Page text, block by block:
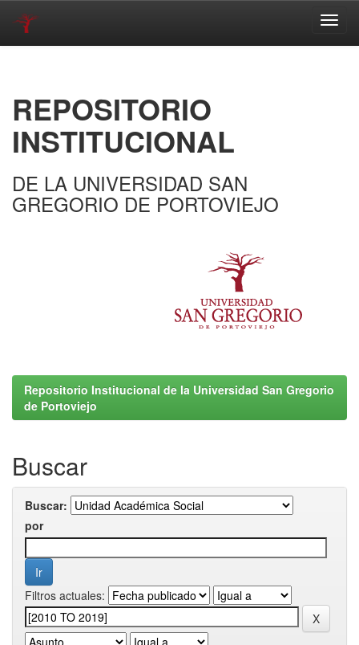
REPOSITORIO
INSTITUCIONAL
DE LA UNIVERSIDAD SAN
GREGORIO DE PORTOVIEJO
Repositorio Institucional de la Universidad San Gregorio
de Portoviejo
Buscar
Buscar:
por
Filtros actuales: